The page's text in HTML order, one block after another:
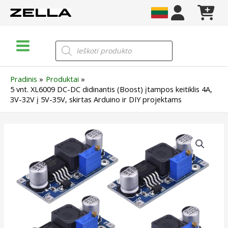
prie
Menu
Products
search
Pradinis
Produktai
5 vnt. XL6009 DC-DC didinantis (Boost) įtampos keitiklis 4A,
3V-32V į 5V-35V, skirtas Arduino ir DIY projektams
XL6009
DC-